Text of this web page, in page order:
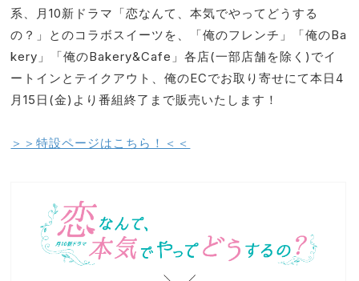
系、月10新ドラマ「恋なんて、本気でやってどうする
の？」とのコラボスイーツを、「俺のフレンチ」「俺のBa
kery」「俺のBakery&Cafe」各店(一部店舗を除く)でイ
ートインとテイクアウト、俺のECでお取り寄せにて本日4
月15日(金)より番組終了まで販売いたします！
＞＞特設ページはこちら！＜＜